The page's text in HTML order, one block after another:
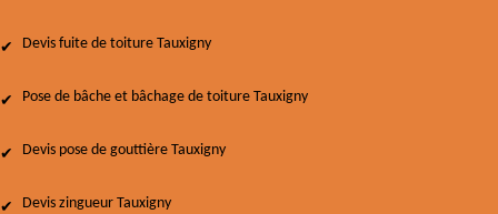
Devis fuite de toiture Tauxigny
Pose de bâche et bâchage de toiture Tauxigny
Devis pose de gouttière Tauxigny
Devis zingueur Tauxigny